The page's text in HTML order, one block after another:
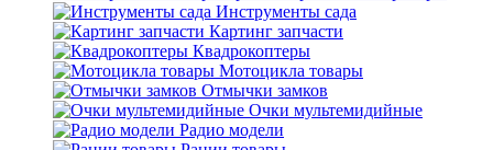
Инструменты сада
Картинг запчасти
Квадрокоптеры
Мотоцикла товары
Отмычки замков
Очки мультемидийные
Радио модели